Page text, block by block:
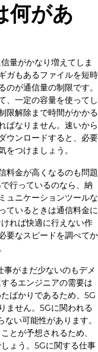
何があ
量がかなり増えてしま
ガもあるファイルを短時
が通信量の制限です。
、一定の容量を使ってし
限解除まで時間がかかる
ばなりません。速いから
ウンロードすると、必要
つけましょう。
料金が高くなるのも問題
行っているのなら、納
ュニケーションツールな
ているときは通信料金に
れば快適に行えない作
要なスピードを調べてか
がまだ少ないのもデメ
るエンジニアの需要は
ばかりであるため、5G
ません。5Gに関われる
い可能性があります。
とが予想されるため、
ょう。5Gに関する仕事